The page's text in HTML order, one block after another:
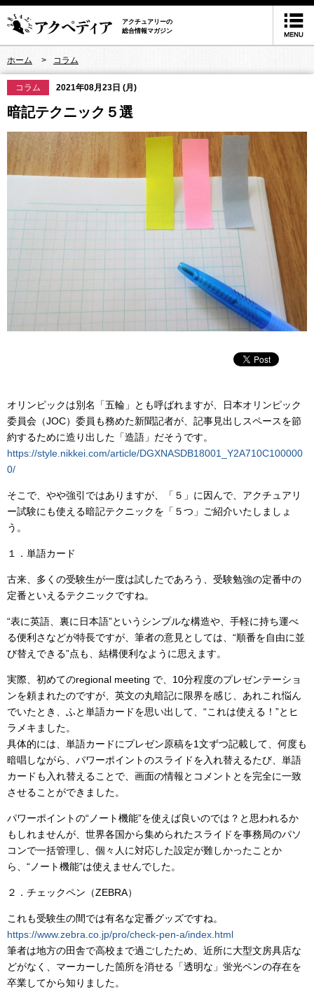
アクチュアリーの
総合情報マガジン
ホーム コラム
コラム 2021年08月23日 (月)
暗記テクニック５選
オリンピックは別名「五輪」とも呼ばれますが、日本オリンピック
委員会（JOC）委員も務めた新聞記者が、記事見出しスペースを節
約するために造り出した「造語」だそうです。
https://style.nikkei.com/article/DGXNASDB18001_Y2A710C100000
0/
そこで、やや強引ではありますが、「５」に因んで、アクチュアリ
ー試験にも使える暗記テクニックを「５つ」ご紹介いたしましょ
う。
１．単語カード
古来、多くの受験生が一度は試したであろう、受験勉強の定番中の
定番といえるテクニックですね。
“表に英語、裏に日本語”というシンプルな構造や、手軽に持ち運べ
る便利さなどが特長ですが、筆者の意見としては、“順番を自由に並
び替えできる”点も、結構便利なように思えます。
実際、初めてのregional meeting で、10分程度のプレゼンテーショ
ンを頼まれたのですが、英文の丸暗記に限界を感じ、あれこれ悩ん
でいたとき、ふと単語カードを思い出して、“これは使える！”とヒ
ラメキました。
具体的には、単語カードにプレゼン原稿を1文ずつ記載して、何度も
暗唱しながら、パワーポイントのスライドを入れ替えるたび、単語
カードも入れ替えることで、画面の情報とコメントとを完全に一致
させることができました。
パワーポイントの“ノート機能”を使えば良いのでは？と思われるか
もしれませんが、世界各国から集められたスライドを事務局のパソ
コンで一括管理し、個々人に対応した設定が難しかったことか
ら、“ノート機能”は使えませんでした。
２．チェックペン（ZEBRA）
これも受験生の間では有名な定番グッズですね。
https://www.zebra.co.jp/pro/check-pen-a/index.html
筆者は地方の田舎で高校まで過ごしたため、近所に大型文房具店な
どがなく、マーカーした箇所を消せる「透明な」蛍光ペンの存在を
卒業してから知りました。